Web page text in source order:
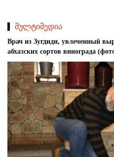
მულტიმედია
Врач из Зугдиди, увлеченный
абхазских сортов винограда